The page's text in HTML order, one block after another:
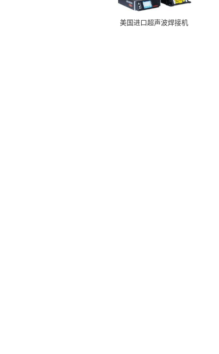
美国进口超声波焊接机